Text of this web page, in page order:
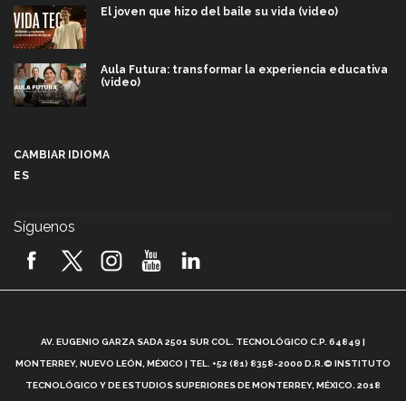
El joven que hizo del baile su vida (video)
Aula Futura: transformar la experiencia educativa
(video)
2026! (video)
¿Cómo es el Modelo Educativo Tec? (video)
CAMBIAR IDIOMA
ES
Síguenos
AV. EUGENIO GARZA SADA 2501 SUR COL. TECNOLÓGICO C.P. 64849 |
MONTERREY, NUEVO LEÓN, MÉXICO | TEL. +52 (81) 8358-2000 D.R.© INSTITUTO
TECNOLÓGICO Y DE ESTUDIOS SUPERIORES DE MONTERREY, MÉXICO. 2018